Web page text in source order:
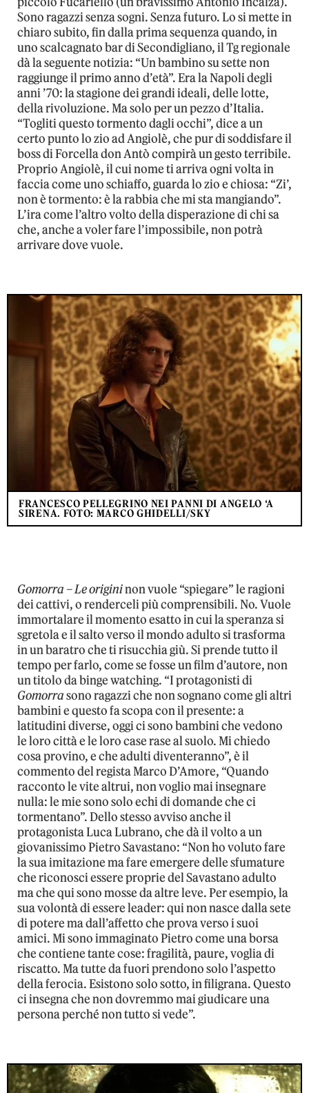
Sono ragazzi senza sogni. Senza futuro. Lo si mette in
chiaro subito, fin dalla prima sequenza quando, in
uno scalcagnato bar di Secondigliano, il Tg regionale
dà la seguente notizia: “Un bambino su sette non
raggiunge il primo anno d’età”. Era la Napoli degli
anni ’70: la stagione dei grandi ideali, delle lotte,
della rivoluzione. Ma solo per un pezzo d’Italia.
“Togliti questo tormento dagli occhi”, dice a un
certo punto lo zio ad Angiolè, che pur di soddisfare il
boss di Forcella don Antò compirà un gesto terribile.
Proprio Angiolè, il cui nome ti arriva ogni volta in
faccia come uno schiaffo, guarda lo zio e chiosa: “Zi’,
non è tormento: è la rabbia che mi sta mangiando”.
L’ira come l’altro volto della disperazione di chi sa
che, anche a voler fare l’impossibile, non potrà
arrivare dove vuole.
FRANCESCO PELLEGRINO NEI PANNI DI ANGELO ‘A
SIRENA. FOTO: MARCO GHIDELLI/SKY
Gomorra – Le origininon vuole “spiegare” le ragioni
dei cattivi, o renderceli più comprensibili. No. Vuole
immortalare il momento esatto in cui la speranza si
sgretola e il salto verso il mondo adulto si trasforma
in un baratro che ti risucchia giù. Si prende tutto il
tempo per farlo, come se fosse un film d’autore, non
un titolo da binge watching. “I protagonisti di
Gomorrasono ragazzi che non sognano come gli altri
bambini e questo fa scopa con il presente: a
latitudini diverse, oggi ci sono bambini che vedono
le loro città e le loro case rase al suolo. Mi chiedo
cosa provino, e che adulti diventeranno”, è il
commento del regista Marco D’Amore, “Quando
racconto le vite altrui, non voglio mai insegnare
nulla: le mie sono solo echi di domande che ci
tormentano”. Dello stesso avviso anche il
protagonista Luca Lubrano, che dà il volto a un
giovanissimo Pietro Savastano: “Non ho voluto fare
la sua imitazione ma fare emergere delle sfumature
che riconosci essere proprie del Savastano adulto
ma che qui sono mosse da altre leve. Per esempio, la
sua volontà di essere leader: qui non nasce dalla sete
di potere ma dall’affetto che prova verso i suoi
amici. Mi sono immaginato Pietro come una borsa
che contiene tante cose: fragilità, paure, voglia di
riscatto. Ma tutte da fuori prendono solo l’aspetto
della ferocia. Esistono solo sotto, in filigrana. Questo
ci insegna che non dovremmo mai giudicare una
persona perché non tutto si vede”.